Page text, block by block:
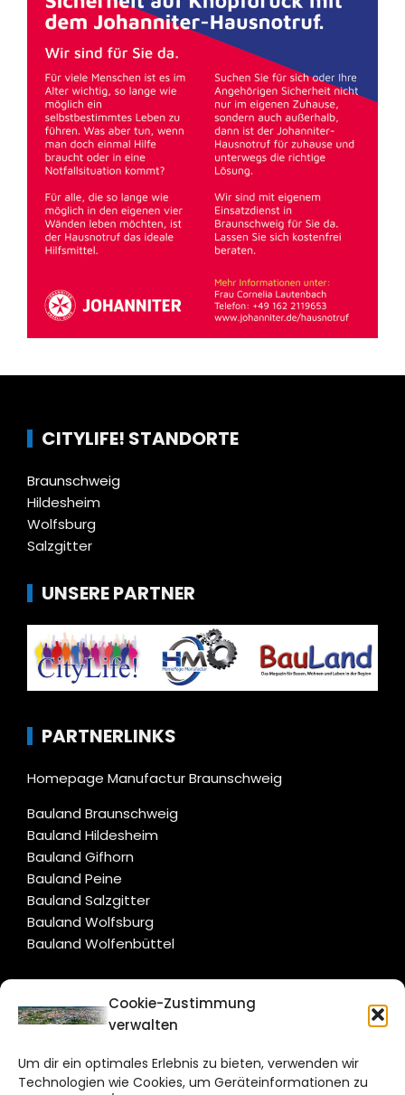
Cookie-Zustimmung
verwalten
Um dir ein optimales Erlebnis zu bieten, verwenden wir
Technologien wie Cookies, um Geräteinformationen zu
CITYLIFE! STANDORTE
Braunschweig
Hildesheim
Wolfsburg
Salzgitter
UNSERE PARTNER
PARTNERLINKS
Homepage Manufactur Braunschweig
Bauland Braunschweig
Bauland Hildesheim
Bauland Gifhorn
Bauland Peine
Bauland Salzgitter
Bauland Wolfsburg
Bauland Wolfenbüttel
CITYLIFE!
Bruchtorwall 12